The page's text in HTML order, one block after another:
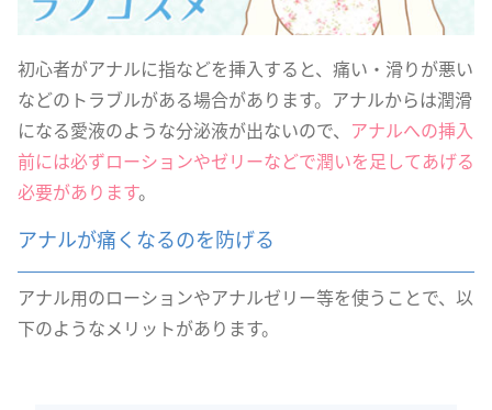
初心者がアナルに指などを挿入すると、痛い・滑りが悪い
などのトラブルがある場合があります。アナルからは潤滑
になる愛液のような分泌液が出ないので、 アナルへの挿入
前には必ずローションやゼリーなどで潤いを足してあげる
必要があります。
アナルが痛くなるのを防げる
アナル用のローションやアナルゼリー等を使うことで、以
下のようなメリットがあります。